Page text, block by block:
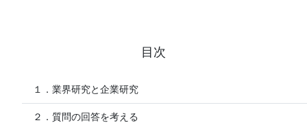
目次
１．業界研究と企業研究
２．質問の回答を考える